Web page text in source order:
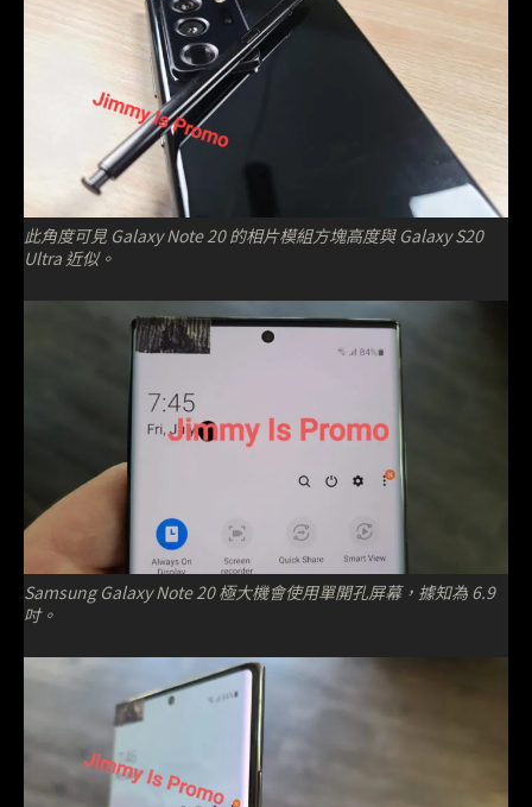
此角度可見 Galaxy Note 20 的相片模組方塊高度與 Galaxy S20
Ultra 近似。
Samsung Galaxy Note 20 極大機會使用單開孔屏幕，據知為 6.9
吋。